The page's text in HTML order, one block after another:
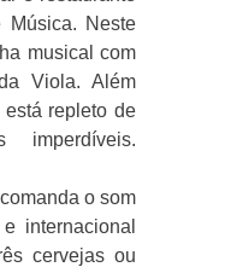
Neste
musical com
Viola. Além
repleto de
imperdíveis.
o som
internacional
cervejas ou